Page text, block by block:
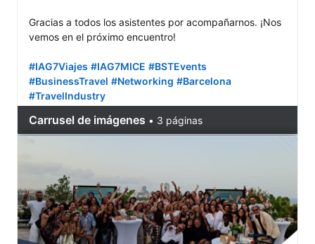
Gracias a todos los asistentes por acompañarnos. ¡Nos
vemos en el próximo encuentro!
#IAG7Viajes #IAG7MICE #BSTEvents
#BusinessTravel #Networking #Barcelona
#TravelIndustry